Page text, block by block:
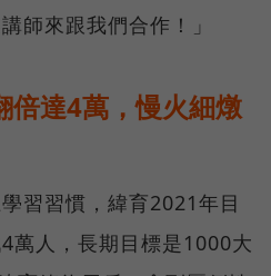
師來跟我們合作！」
倍達4萬，慢火細燉
習習慣，緯育2021年目
萬人，長期目標是1000大